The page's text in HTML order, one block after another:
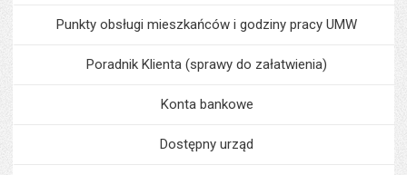
Punkty obsługi mieszkańców i godziny pracy UMW
Poradnik Klienta (sprawy do załatwienia)
Konta bankowe
Dostępny urząd